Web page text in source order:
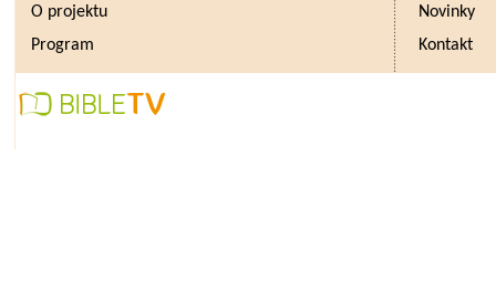
O projektu
Novinky
Program
Kontakt